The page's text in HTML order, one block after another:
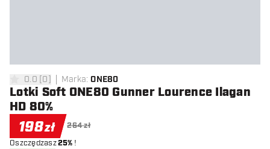
0 gwiazdki oceny
0.0 [0] Marka: ONE80
Lotki Soft ONE80 Gunner Lourence Ilagan
HD 80%
198zł 264 zł
Oszczędzasz25% !